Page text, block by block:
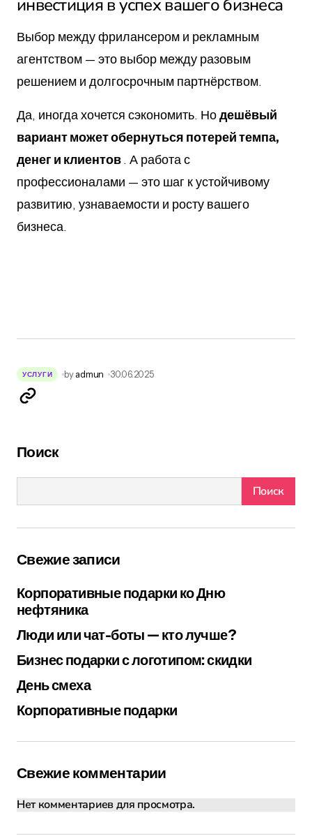
инвестиция в успех вашего бизнеса
Выбор между фрилансером и рекламным
агентством — это выбор между разовым
решением и долгосрочным партнёрством.
Да, иногда хочется сэкономить. Нодешёвый
вариант может обернуться потерей темпа,
денег и клиентов. А работа с
профессионалами — это шаг к устойчивому
развитию, узнаваемости и росту вашего
бизнеса.
УСЛУГИ by admun 30.06.2025
Поиск
Поиск
Свежие записи
Корпоративные подарки ко Дню
нефтяника
Люди или чат-боты — кто лучше?
Бизнес подарки с логотипом: скидки
День смеха
Корпоративные подарки
Свежие комментарии
Нет комментариев для просмотра.